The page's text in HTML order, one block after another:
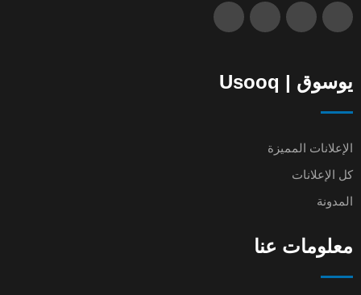
يوسوق | Usooq
الإعلانات المميزة
كل الإعلانات
المدونة
معلومات عنا